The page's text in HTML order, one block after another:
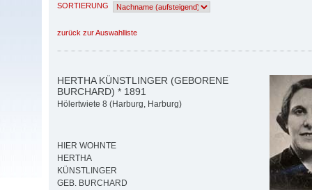
SORTIERUNG
zurück zur Auswahlliste
HERTHA KÜNSTLINGER (GEBORENE
BURCHARD) * 1891
Hölertwiete 8 (Harburg, Harburg)
HIER WOHNTE
HERTHA
KÜNSTLINGER
GEB. BURCHARD